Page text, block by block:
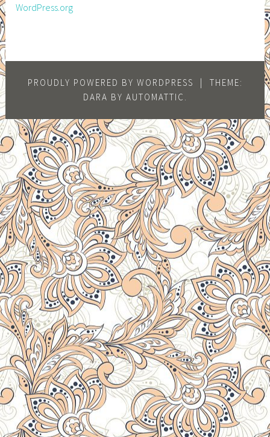
WordPress.org
PROUDLY POWERED BY WORDPRESS
THEME:
DARA BY AUTOMATTIC .